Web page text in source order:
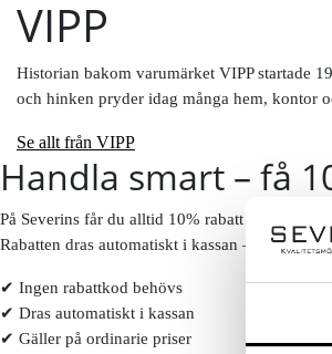
VIPP
Historian bakom varumärket VIPP startade
och hinken pryder idag många hem, kontor
Se allt från VIPP
Handla smart – få
På Severins får du alltid 10% rabatt på
Rabatten dras automatiskt i kassan – inga
✔ Ingen rabattkod behövs
✔ Dras automatiskt i kassan
✔ Gäller på ordinarie priser